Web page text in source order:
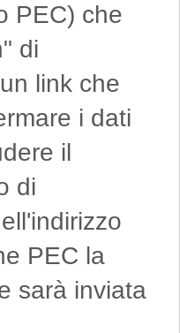
PEC) che
di
link che
i dati
il
di
PEC la
sarà inviata